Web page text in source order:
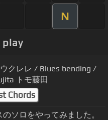
N
play
クレレ / Blues bending /
トモ藤田
Chords
のソロをやってみました。